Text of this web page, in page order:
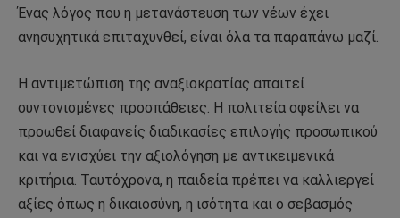
Ένας λόγος που η μετανάστευση των νέων έχει
ανησυχητικά επιταχυνθεί, είναι όλα τα παραπάνω μαζί.
Η αντιμετώπιση της αναξιοκρατίας απαιτεί
συντονισμένες προσπάθειες. Η πολιτεία οφείλει να
προωθεί διαφανείς διαδικασίες επιλογής προσωπικού
και να ενισχύει την αξιολόγηση με αντικειμενικά
κριτήρια. Ταυτόχρονα, η παιδεία πρέπει να καλλιεργεί
αξίες όπως η δικαιοσύνη, η ισότητα και ο σεβασμός